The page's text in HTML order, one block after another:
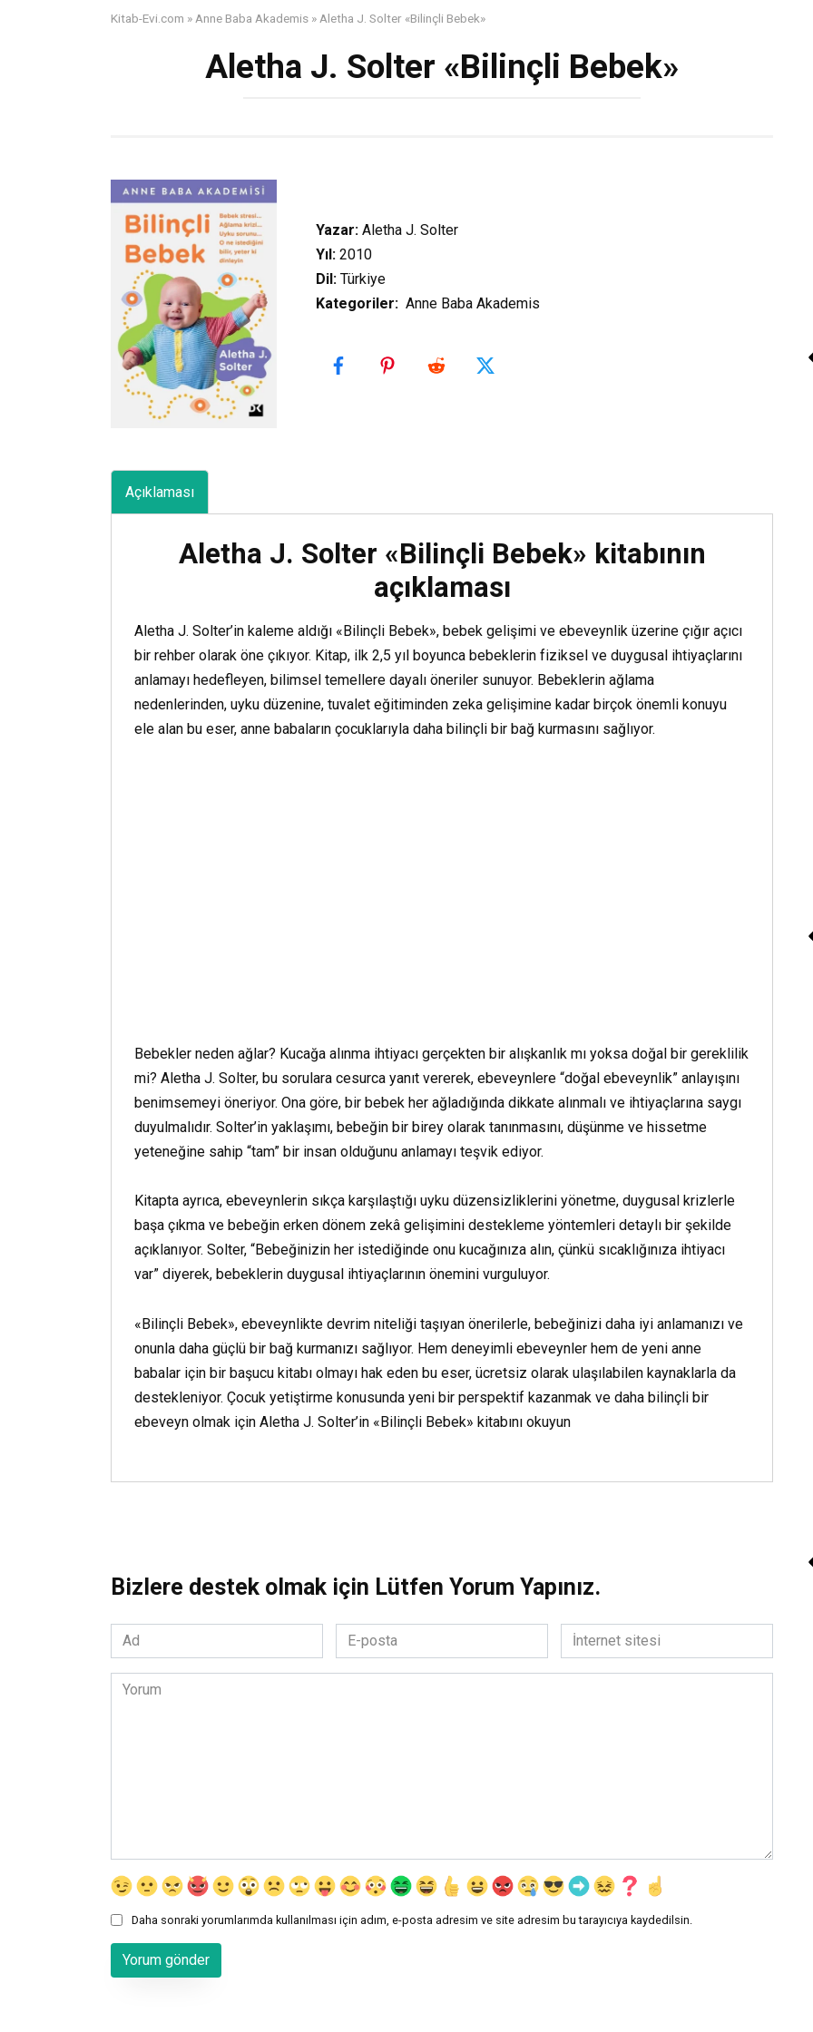
Kitab-Evi.com » Anne Baba Akademis » Aletha J. Solter «Bilinçli Bebek»
Aletha J. Solter «Bilinçli Bebek»
Yazar: Aletha J. Solter
Yıl: 2010
Dil: Türkiye
Kategoriler: Anne Baba Akademis
Açıklaması
Aletha J. Solter «Bilinçli Bebek» kitabının
açıklaması
Aletha J. Solter’in kaleme aldığı «Bilinçli Bebek», bebek gelişimi ve ebeveynlik üzerine çığır açıcı
bir rehber olarak öne çıkıyor. Kitap, ilk 2,5 yıl boyunca bebeklerin fiziksel ve duygusal ihtiyaçlarını
anlamayı hedefleyen, bilimsel temellere dayalı öneriler sunuyor. Bebeklerin ağlama
nedenlerinden, uyku düzenine, tuvalet eğitiminden zeka gelişimine kadar birçok önemli konuyu
ele alan bu eser, anne babaların çocuklarıyla daha bilinçli bir bağ kurmasını sağlıyor.
Bebekler neden ağlar? Kucağa alınma ihtiyacı gerçekten bir alışkanlık mı yoksa doğal bir gereklilik
mi? Aletha J. Solter, bu sorulara cesurca yanıt vererek, ebeveynlere “doğal ebeveynlik” anlayışını
benimsemeyi öneriyor. Ona göre, bir bebek her ağladığında dikkate alınmalı ve ihtiyaçlarına saygı
duyulmalıdır. Solter’in yaklaşımı, bebeğin bir birey olarak tanınmasını, düşünme ve hissetme
yeteneğine sahip “tam” bir insan olduğunu anlamayı teşvik ediyor.
Kitapta ayrıca, ebeveynlerin sıkça karşılaştığı uyku düzensizliklerini yönetme, duygusal krizlerle
başa çıkma ve bebeğin erken dönem zekâ gelişimini destekleme yöntemleri detaylı bir şekilde
açıklanıyor. Solter, “Bebeğinizin her istediğinde onu kucağınıza alın, çünkü sıcaklığınıza ihtiyacı
var” diyerek, bebeklerin duygusal ihtiyaçlarının önemini vurguluyor.
«Bilinçli Bebek», ebeveynlikte devrim niteliği taşıyan önerilerle, bebeğinizi daha iyi anlamanızı ve
onunla daha güçlü bir bağ kurmanızı sağlıyor. Hem deneyimli ebeveynler hem de yeni anne
babalar için bir başucu kitabı olmayı hak eden bu eser, ücretsiz olarak ulaşılabilen kaynaklarla da
destekleniyor. Çocuk yetiştirme konusunda yeni bir perspektif kazanmak ve daha bilinçli bir
ebeveyn olmak için Aletha J. Solter’in «Bilinçli Bebek» kitabını okuyun
Bizlere destek olmak için Lütfen Yorum Yapınız.
Ad
*
E-
posta
*
İnternet
sitesi
Yorum
Daha sonraki yorumlarımda kullanılması için adım, e-posta adresim ve site adresim bu tarayıcıya kaydedilsin.